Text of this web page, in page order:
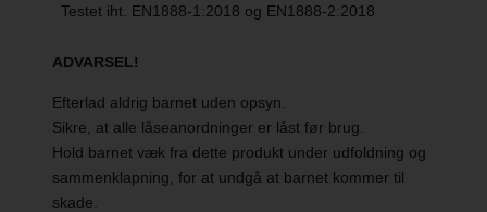
Testet iht. EN1888-1:2018 og EN1888-2:2018
ADVARSEL!
Efterlad aldrig barnet uden opsyn.
Sikre, at alle låseanordninger er låst før brug.
Hold barnet væk fra dette produkt under udfoldning og
sammenklapning, for at undgå at barnet kommer til
skade.